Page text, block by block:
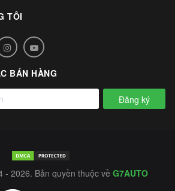
TÔI
BÁN HÀNG
Đăng ký
- 2026. Bản quyền thuộc về G7AUTO